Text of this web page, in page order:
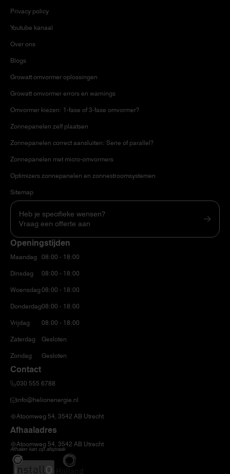
Privacy policy
Youtube kanaal
Over ons
Blogs
Growatt omvormer oplossingen
Growatt omvormer errors en warnings
Omvormer kiezen: 1-fase of 3-fase omvormer?
Zonnepanelen zelf plaatsen
Zonnepanelen correct aansluiten: Serie of parallel?
Zonnepanelen met micro-omvormers
Optimizers zonnepanelen en zonnestroomsystemen
Sitemap
Heb je specifieke wensen?
Vraag een offerte aan
Openingstijden
Maandag
Dinsdag
Woensdag
Donderdag
Vrijdag
Zaterdag
Zondag
08:00 - 18:00
08:00 - 18:00
08:00 - 18:00
08:00 - 18:00
08:00 - 18:00
Gesloten
Gesloten
Contact
030 555 6788
info@helionenergie.nl
Atoomweg 54, 3542 AB Utrecht
Afhaaladres
Atoomweg 54, 3542 AB Utrecht
Afhalen kan op afspraak